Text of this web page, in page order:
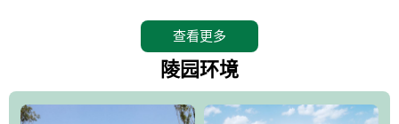
地。在总体设计上完全以中国传统文化作为前渠，由三条山脊环绕
而成，宛如一把太师椅，呈坐南朝北向，左青龙，右白虎，前朱
环绕挡住了外界的风吹，流动的生气遇到官厅的水又止住了，正好
查看更多
陵园环境